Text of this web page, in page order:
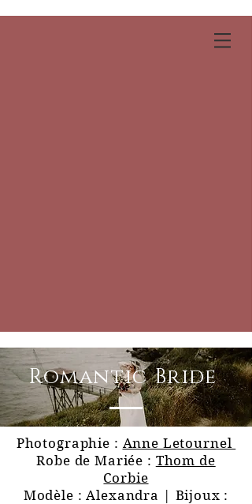
Romantic Bride
Photographie : Anne Letournel
Robe de Mariée : Thom de
Corbie
Modèle : Alexandra | Bijoux :